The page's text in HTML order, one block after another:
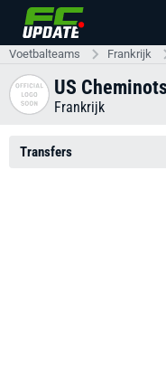
Voetbalteams Frankrijk
US
Frankrijk
Transfers